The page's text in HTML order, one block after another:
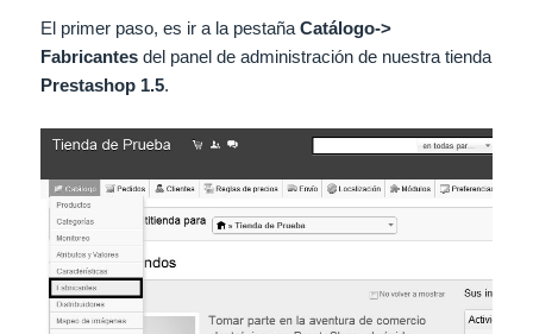
El primer paso, es ir a la pestañaCatálogo->
Fabricantesdel panel de administración de nuestra tienda
Prestashop 1.5.